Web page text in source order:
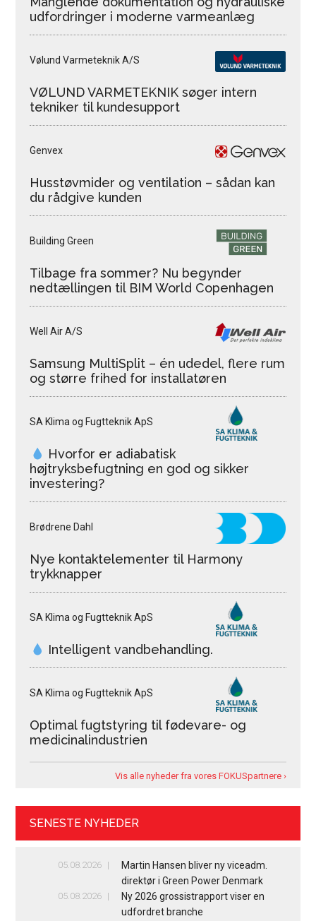
udfordringer i moderne varmeanlæg
Vølund Varmeteknik A/S
VØLUND VARMETEKNIK søger intern
tekniker til kundesupport
Genvex
Husstøvmider og ventilation – sådan kan
du rådgive kunden
Building Green
Tilbage fra sommer? Nu begynder
nedtællingen til BIM World Copenhagen
Well Air A/S
Samsung MultiSplit – én udedel, flere rum
og større frihed for installatøren
SA Klima og Fugtteknik ApS
Hvorfor er adiabatisk
højtryksbefugtning en god og sikker
investering?
Brødrene Dahl
Nye kontaktelementer til Harmony
trykknapper
SA Klima og Fugtteknik ApS
Intelligent vandbehandling.
SA Klima og Fugtteknik ApS
Optimal fugtstyring til fødevare- og
medicinalindustrien
Vis alle nyheder fra vores FOKUSpartnere ›
SENESTE NYHEDER
05.08.2026
Martin Hansen bliver ny viceadm.
direktør i Green Power Denmark
05.08.2026
Ny 2026 grossistrapport viser en
udfordret branche